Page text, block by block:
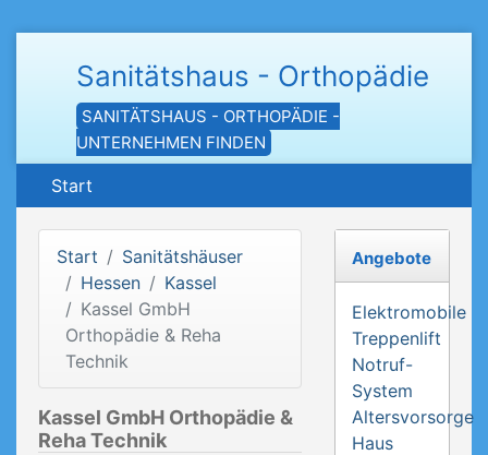
Sanitätshaus - Orthopädie
SANITÄTSHAUS - ORTHOPÄDIE -
UNTERNEHMEN FINDEN
Start
Start
Sanitätshäuser
Hessen
Kassel
Kassel GmbH
Orthopädie & Reha
Technik
Kassel GmbH Orthopädie &
Reha Technik
Angebote
Elektromobile
Treppenlift
Notruf-
System
Altersvorsorge
Haus